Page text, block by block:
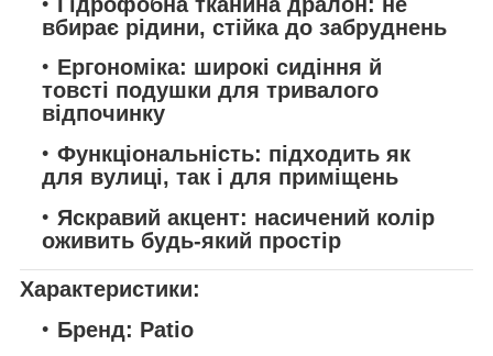
вбирає рідини, стійка до забруднень
Ергономіка: широкі сидіння й
товсті подушки для тривалого
відпочинку
Функціональність: підходить як
для вулиці, так і для приміщень
Яскравий акцент: насичений колір
оживить будь-який простір
Характеристики:
Бренд: Patio